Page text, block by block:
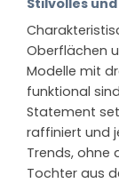
Oberflächen
Modelle mit
funktional
Statement
raffiniert und
Trends, ohne
Tochter aus